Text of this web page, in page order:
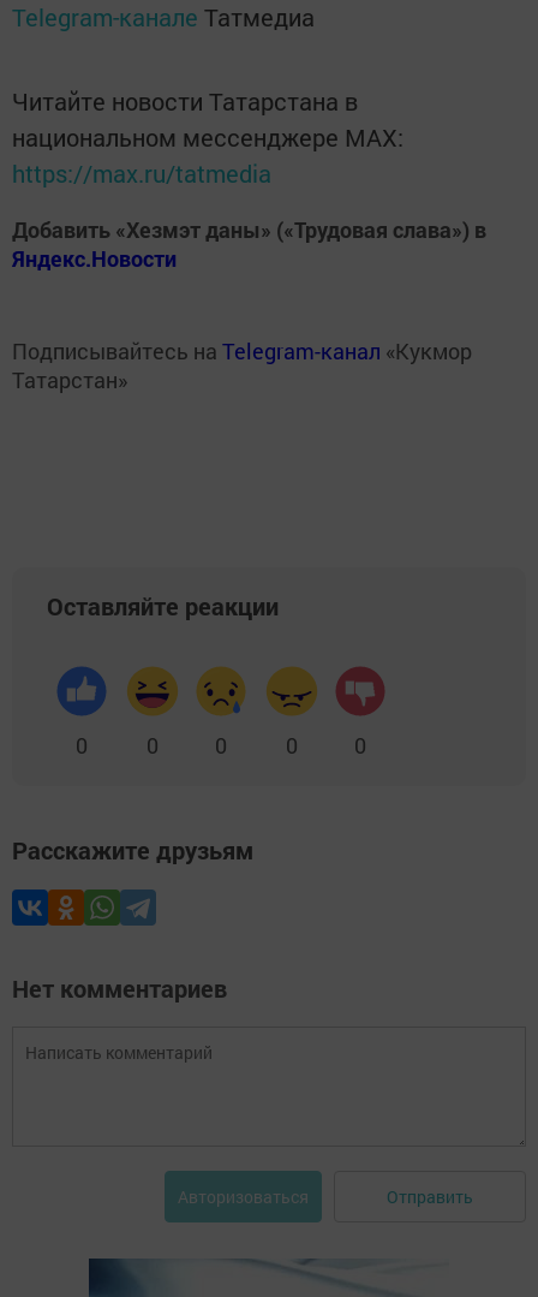
Telegram-канале Татмедиа
Читайте новости Татарстана в
национальном мессенджере MАХ:
https://max.ru/tatmedia
Добавить «Хезмэт даны» («Трудовая слава») в
Яндекс.Новости
Подписывайтесь на Telegram-канал «Кукмор
Татарстан»
Оставляйте реакции
0 0 0 0 0
Расскажите друзьям
Нет комментариев
Авторизоваться Отправить